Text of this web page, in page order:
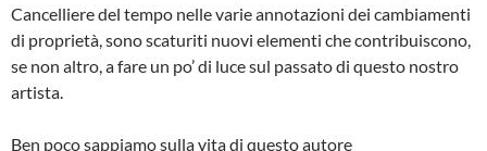
Cancelliere del tempo nelle varie annotazioni dei cambiamenti
di proprietà, sono scaturiti nuovi elementi che contribuiscono,
se non altro, a fare un po’ di luce sul passato di questo no­stro
artista.
Ben poco sappiamo sulla vita di questo autore